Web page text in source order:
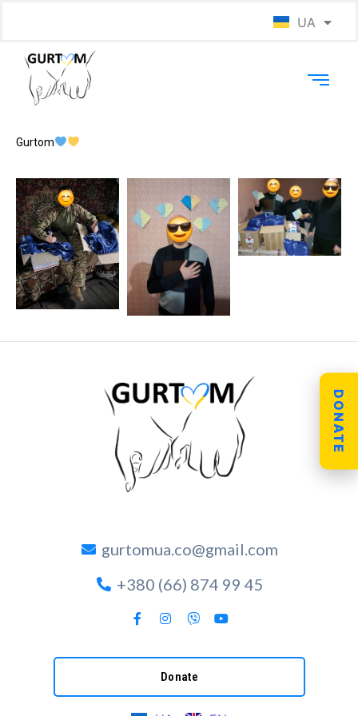
UA
EN
Gurtom
gurtomua.co@gmail.com
+380 (66) 874 99 45
Donate
DONATE